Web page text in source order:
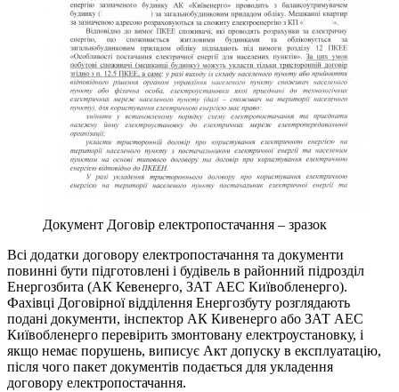
Документ Договір електропостачання – зразок
Всі додатки договору електропостачання та документи
повинні бути підготовлені і будівель в районний підрозділ
Енергозбита (АК Кевенерго, ЗАТ АЕС Київобленерго).
Фахівці Договірної відділення Енергозбуту розглядають
подані документи, інспектор АК Кивенерго або ЗАТ АЕС
Київобленерго перевірить змонтовану електроустановку, і
якщо немає порушень, виписує Акт допуску в експлуатацію,
після чого пакет документів подається для укладення
договору електропостачання.